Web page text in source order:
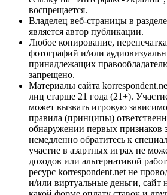
воспрещается.
Владелец веб-страницы в
является автор публикации.
Любое копирование,
фотографий и/или
принадлежащих
запрещено.
Материалы сайта
лиц старше 21 года (21+).
может вызвать игровую
правила (принципы)
обнаружении первых признаков
немедленно обратитесь к
участие в азартных играх не
доходов или альтернативой
ресурс korrespondent.net не
и/или виртуальные деньги, сайт